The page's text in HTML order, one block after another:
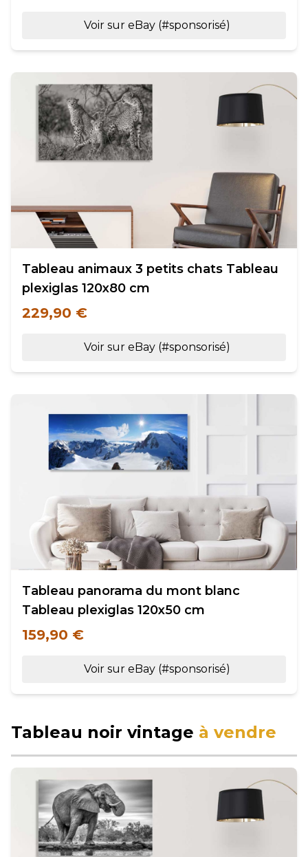
Voir sur eBay (#sponsorisé)
Tableau animaux 3 petits chats Tableau
plexiglas 120x80 cm
229,90 €
Voir sur eBay (#sponsorisé)
Tableau panorama du mont blanc
Tableau plexiglas 120x50 cm
159,90 €
Voir sur eBay (#sponsorisé)
Tableau noir vintage à vendre